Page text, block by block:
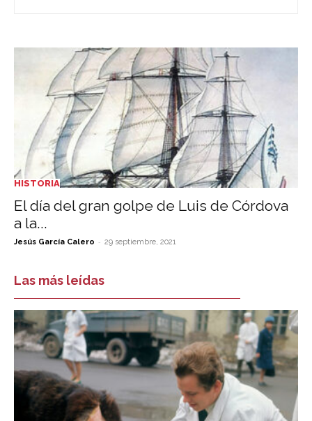
HISTORIA
El día del gran golpe de Luis de Córdova
a la...
Jesús García Calero - 29 septiembre, 2021
Las más leídas